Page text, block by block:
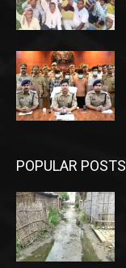
POPULAR POSTS